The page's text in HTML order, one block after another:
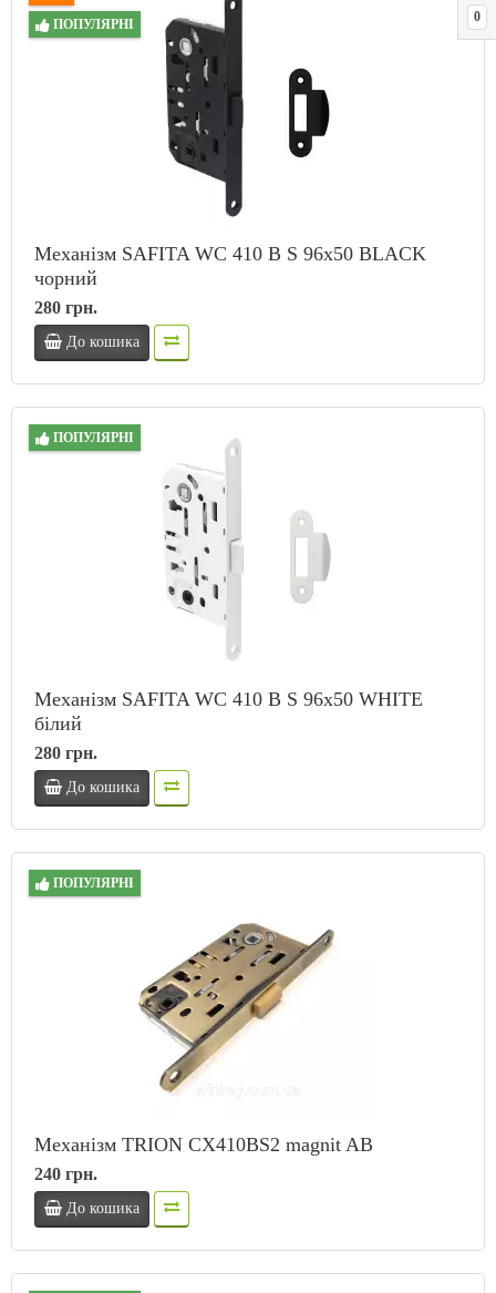
0
ПОПУЛЯРНІ
Механізм SAFITA WC 410 B S 96x50 BLACK
чорний
280 грн.
До кошика
ПОПУЛЯРНІ
Механізм SAFITA WC 410 B S 96x50 WHITE
білий
280 грн.
До кошика
ПОПУЛЯРНІ
Механізм TRION CX410BS2 magnit AB
240 грн.
До кошика